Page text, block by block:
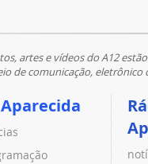
artes e vídeos do A12
de comunicação, eletrônico